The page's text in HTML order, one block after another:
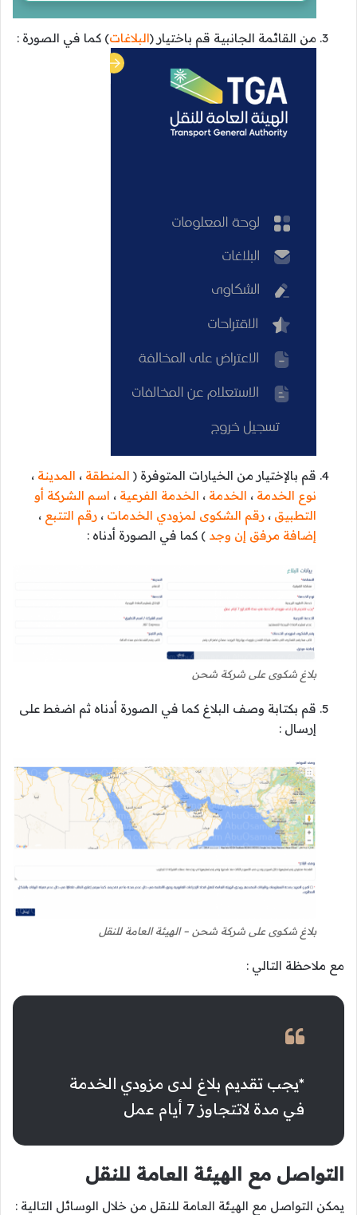
من القائمة الجانبية قم باختيار (البلاغات) كما في الصورة :
قم بالإختيار من الخيارات المتوفرة ( المنطقة ، المدينة ،
نوع الخدمة ، الخدمة ، الخدمة الفرعية ، اسم الشركة أو
التطبيق ، رقم الشكوى لمزودي الخدمات ، رقم التتبع ،
إضافة مرفق إن وجد ) كما في الصورة أدناه :
بلاغ شكوى على شركة شحن
قم بكتابة وصف البلاغ كما في الصورة أدناه ثم اضغط على
إرسال :
بلاغ شكوى على شركة شحن – الهيئة العامة للنقل
مع ملاحظة التالي :
*يجب تقديم بلاغ لدى مزودي الخدمة
في مدة لاتتجاوز 7 أيام عمل
التواصل مع الهيئة العامة للنقل
يمكن التواصل مع الهيئة العامة للنقل من خلال الوسائل التالية :